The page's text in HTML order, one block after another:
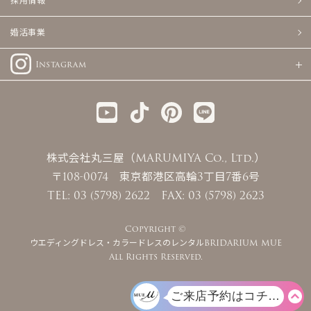
婚活事業
Instagram
株式会社丸三屋（MARUMIYA Co., Ltd.）
〒108-0074 東京都港区高輪3丁目7番6号
TEL: 03 (5798) 2622 FAX: 03 (5798) 2623
Copyright ©
ウエディングドレス・カラードレスのレンタルBRIDARIUM MUE
All Rights Reserved.